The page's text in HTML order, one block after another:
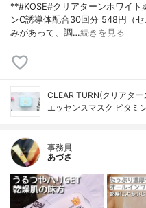
**#KOSE#クリアターンホワイト
ンC誘導体配合⁡30回分 548円（
みがあって、調…続きを見る
CLEAR TURN(クリアター
エッセンスマスク ビタミ
事務員
あづさ